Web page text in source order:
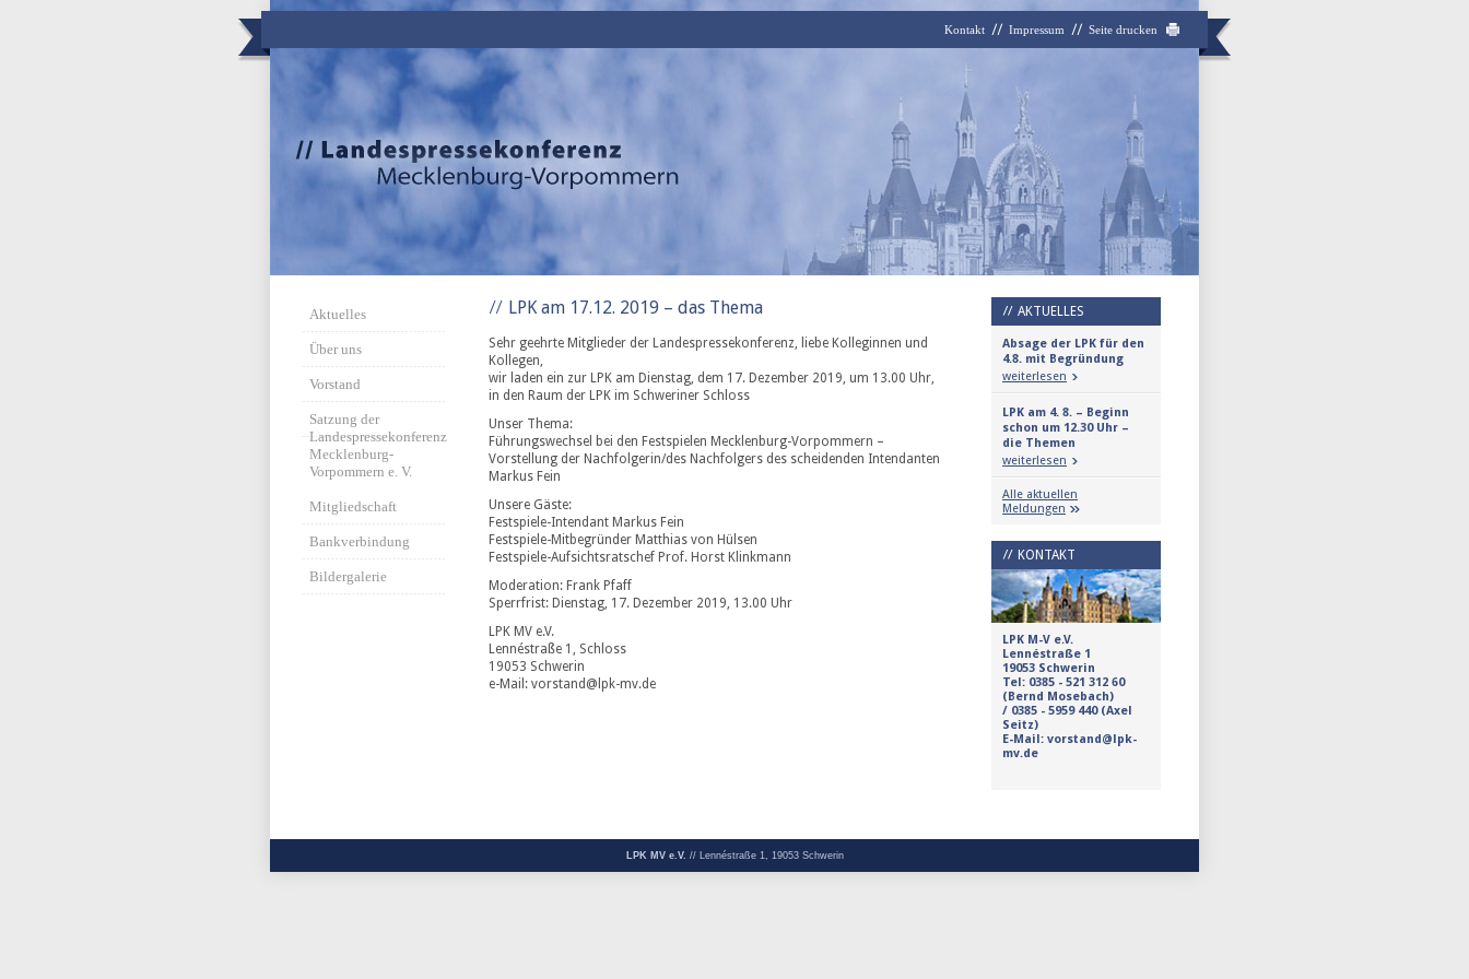
Kontakt Impressum Seite drucken
Aktuelles
Über uns
Vorstand
Satzung der
Landespressekonferenz
Mecklenburg-
Vorpommern e. V.
Mitgliedschaft
Bankverbindung
Bildergalerie
LPK am 17.12. 2019 – das Thema
Sehr geehrte Mitglieder der Landespressekonferenz, liebe Kolleginnen und
Kollegen,
wir laden ein zur LPK am Dienstag, dem 17. Dezember 2019, um 13.00 Uhr,
in den Raum der LPK im Schweriner Schloss
Unser Thema:
Führungswechsel bei den Festspielen Mecklenburg-Vorpommern –
Vorstellung der Nachfolgerin/des Nachfolgers des scheidenden Intendanten
Markus Fein
Unsere Gäste:
Festspiele-Intendant Markus Fein
Festspiele-Mitbegründer Matthias von Hülsen
Festspiele-Aufsichtsratschef Prof. Horst Klinkmann
Moderation: Frank Pfaff
Sperrfrist: Dienstag, 17. Dezember 2019, 13.00 Uhr
LPK MV e.V.
Lennéstraße 1, Schloss
19053 Schwerin
e-Mail: vorstand@lpk-mv.de
AKTUELLES
Absage der LPK für den
4.8. mit Begründung
weiterlesen
LPK am 4. 8. – Beginn
schon um 12.30 Uhr –
die Themen
weiterlesen
Alle aktuellen
Meldungen
KONTAKT
LPK M-V e.V.
Lennéstraße 1
19053 Schwerin
Tel: 0385 - 521 312 60
(Bernd Mosebach)
/ 0385 - 5959 440 (Axel
Seitz)
E-Mail: vorstand@lpk-
mv.de
LPK MV e.V. // Lennéstraße 1, 19053 Schwerin